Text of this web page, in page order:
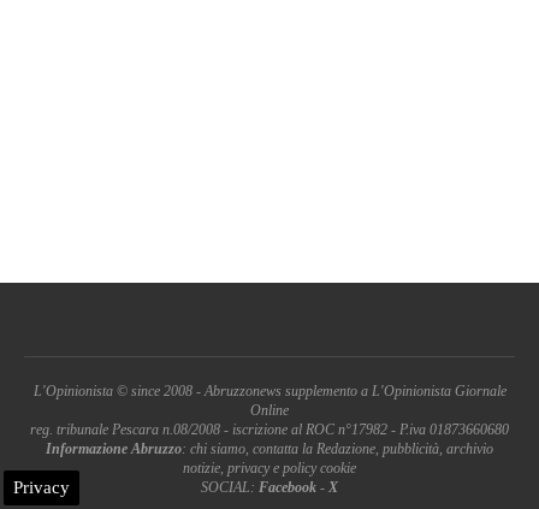
L'Opinionista © since 2008 - Abruzzonews supplemento a L'Opinionista Giornale
Online
reg. tribunale Pescara n.08/2008 - iscrizione al ROC n°17982 - P.iva 01873660680
Informazione Abruzzo: chi siamo, contatta la Redazione, pubblicità, archivio
notizie, privacy e policy cookie
SOCIAL: Facebook - X
Privacy